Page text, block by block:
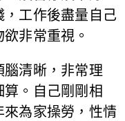
工作後盡量自己
非常重視。
清晰，非常理
。自己剛剛相
為家操勞，性情